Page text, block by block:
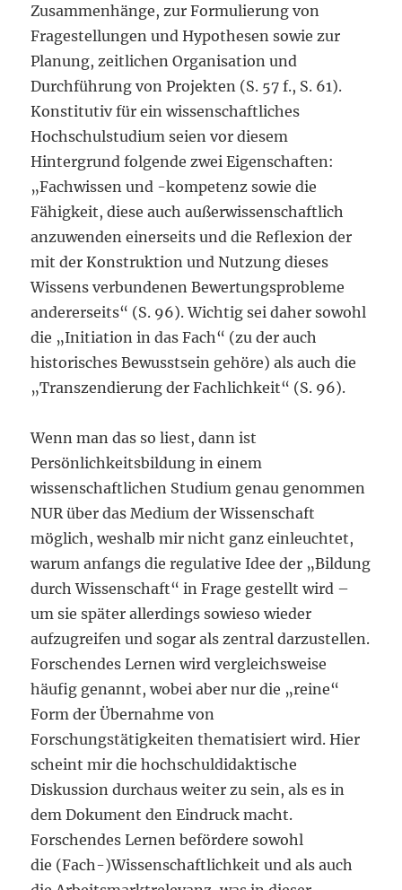
Zusammenhänge, zur Formulierung von
Fragestellungen und Hypothesen sowie zur
Planung, zeitlichen Organisation und
Durchführung von Projekten (S. 57 f., S. 61).
Konstitutiv für ein wissenschaftliches
Hochschulstudium seien vor diesem
Hintergrund folgende zwei Eigenschaften:
„Fachwissen und -kompetenz sowie die
Fähigkeit, diese auch außerwissenschaftlich
anzuwenden einerseits und die Reflexion der
mit der Konstruktion und Nutzung dieses
Wissens verbundenen Bewertungsprobleme
andererseits“ (S. 96). Wichtig sei daher sowohl
die „Initiation in das Fach“ (zu der auch
historisches Bewusstsein gehöre) als auch die
„Transzendierung der Fachlichkeit“ (S. 96).
Wenn man das so liest, dann ist
Persönlichkeitsbildung in einem
wissenschaftlichen Studium genau genommen
NUR über das Medium der Wissenschaft
möglich, weshalb mir nicht ganz einleuchtet,
warum anfangs die regulative Idee der „Bildung
durch Wissenschaft“ in Frage gestellt wird –
um sie später allerdings sowieso wieder
aufzugreifen und sogar als zentral darzustellen.
Forschendes Lernen wird vergleichsweise
häufig genannt, wobei aber nur die „reine“
Form der Übernahme von
Forschungstätigkeiten thematisiert wird. Hier
scheint mir die hochschuldidaktische
Diskussion durchaus weiter zu sein, als es in
dem Dokument den Eindruck macht.
Forschendes Lernen befördere sowohl
die (Fach-)Wissenschaftlichkeit und als auch